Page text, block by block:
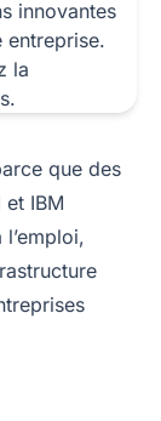
que des
IBM